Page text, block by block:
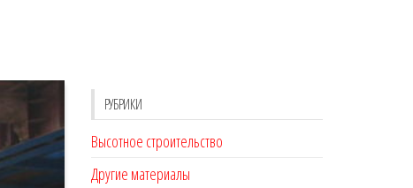
РУБРИКИ
Высотное строительство
Другие материалы